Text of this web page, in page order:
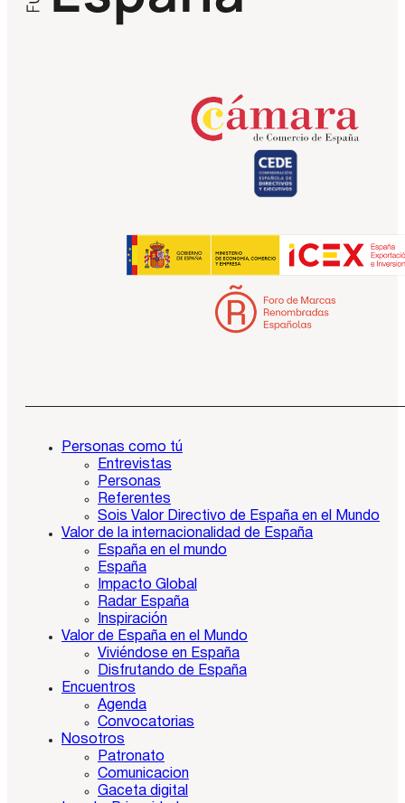
Personas como tú
Entrevistas
Personas
Referentes
Sois Valor Directivo de España en el Mundo
Valor de la internacionalidad de España
España en el mundo
España
Impacto Global
Radar España
Inspiración
Valor de España en el Mundo
Viviéndose en España
Disfrutando de España
Encuentros
Agenda
Convocatorias
Nosotros
Patronato
Comunicacion
Gaceta digital